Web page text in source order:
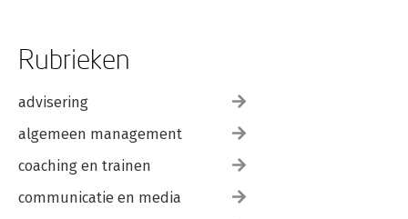
Rubrieken
advisering
algemeen management
coaching en trainen
communicatie en media